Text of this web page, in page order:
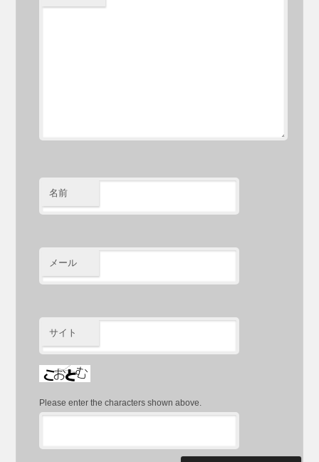
名前
メール
サイト
Please enter the characters shown above.